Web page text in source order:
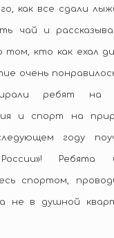
как все сдали
чай и
том, кто как ехал
очень
ребят на
и спорт на
году
Ребята
спортом,
не в душной